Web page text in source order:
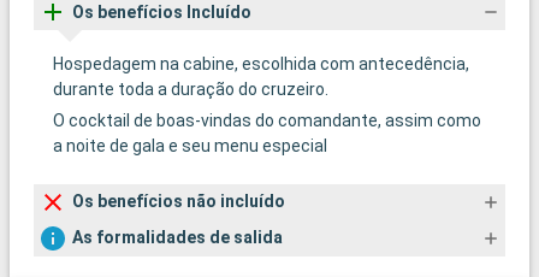
Os benefícios Incluído
Hospedagem na cabine, escolhida com antecedência,
durante toda a duração do cruzeiro.
O cocktail de boas-vindas do comandante, assim como
a noite de gala e seu menu especial
Os benefícios não incluído
As formalidades de salida